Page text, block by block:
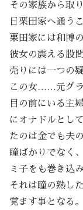
その家族から取
日栗田家へ通う
栗田家には和博
彼女の震える股
売りには一つの
この女……元グラ
目の前にいる主
にオナドルとし
たのは金でも夫
瞳ばかりでなく
ミ子をも巻き込
それは瞳の熟し
覚ます事となる。